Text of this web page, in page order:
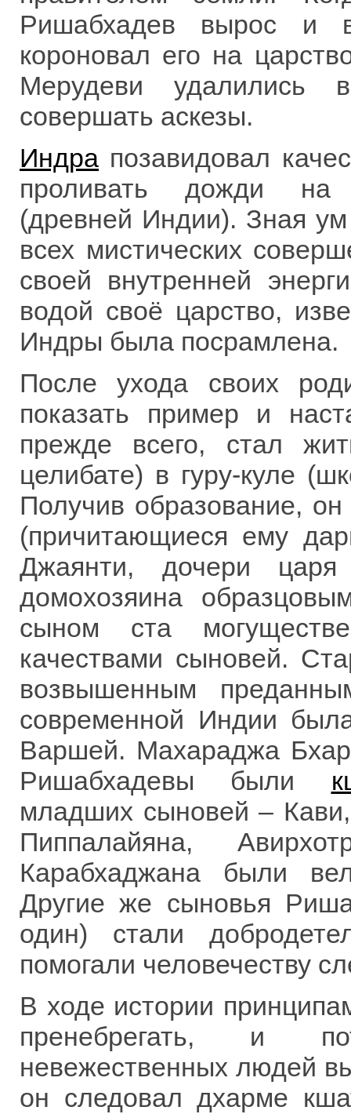
Ришабхадев вырос и
короновал его на
Мерудеви удалились
совершать аскезы.
Индра позавидовал
проливать дожди на
(древней Индии). Зная
всех мистических
своей внутренней
водой своё царство,
Индры была посрамлена.
После ухода своих
показать пример и
прежде всего, стал
целибате) в гуру-куле
Получив образование,
(причитающиеся ему
Джаянти, дочери
домохозяина
сыном ста
качествами сыновей.
возвышенным
современной Индии
Варшей. Махараджа
Ришабхадевы были
младших сыновей –
Пиппалайяна,
Карабхаджана были
Другие же сыновья
один) стали
помогали человечеству
В ходе истории
пренебрегать, и
невежественных людей
он следовал дхарме